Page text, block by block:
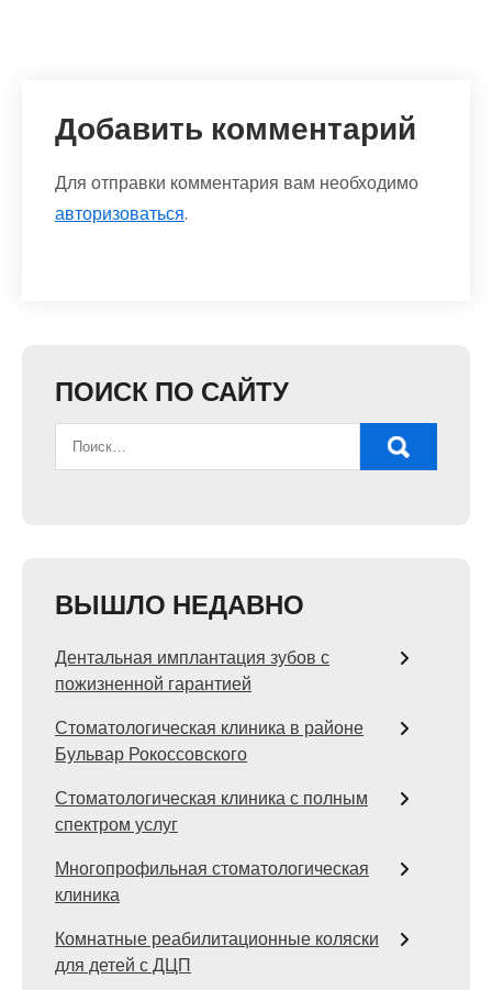
Добавить комментарий
Для отправки комментария вам необходимо
авторизоваться.
ПОИСК ПО САЙТУ
ВЫШЛО НЕДАВНО
Дентальная имплантация зубов с
пожизненной гарантией
Стоматологическая клиника в районе
Бульвар Рокоссовского
Стоматологическая клиника с полным
спектром услуг
Многопрофильная стоматологическая
клиника
Комнатные реабилитационные коляски
для детей с ДЦП